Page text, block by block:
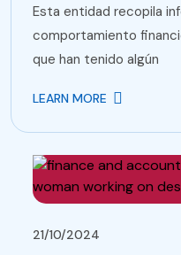
Esta entidad recopila
comportamiento
que han tenido algún
LEARN MORE
21/10/2024